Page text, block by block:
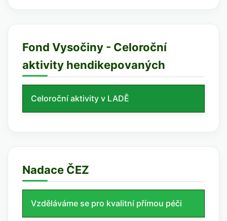
Fond Vysočiny - Celoroční
aktivity hendikepovaných
Celoroční aktivity v LADĚ
Nadace ČEZ
Vzděláváme se pro kvalitní přímou péči